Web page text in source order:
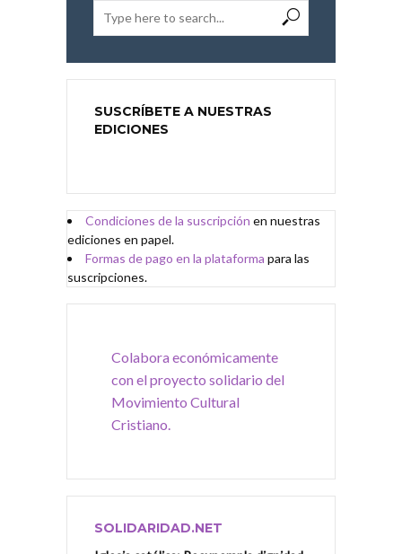
SUSCRÍBETE A NUESTRAS
EDICIONES
Condiciones dela suscripción en nuestras
ediciones en papel.
Formas de pago en la plataforma para las
suscripciones.
Colabora económicamente
con el proyecto solidario del
Movimiento Cultural
Cristiano.
SOLIDARIDAD.NET